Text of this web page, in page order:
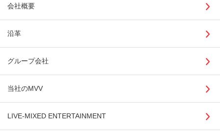
会社概要
沿革
グループ会社
当社のMVV
LIVE-MIXED ENTERTAINMENT